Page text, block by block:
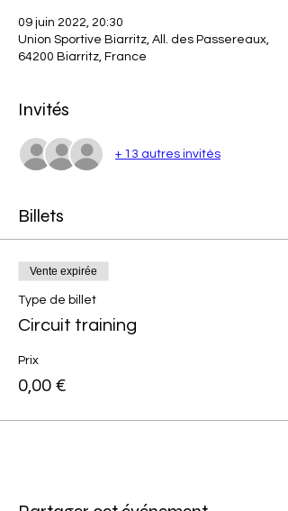
09 juin 2022, 20:30
Union Sportive Biarritz, All. des Passereaux,
64200 Biarritz, France
Invités
+ 13 autres invités
Billets
Vente expirée
Type de billet
Circuit training
Prix
0,00 €